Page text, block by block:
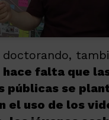
hace falta que
públicas se
el uso de los